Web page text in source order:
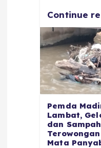
Continue
Pemda
Lambat,
dan
Mata